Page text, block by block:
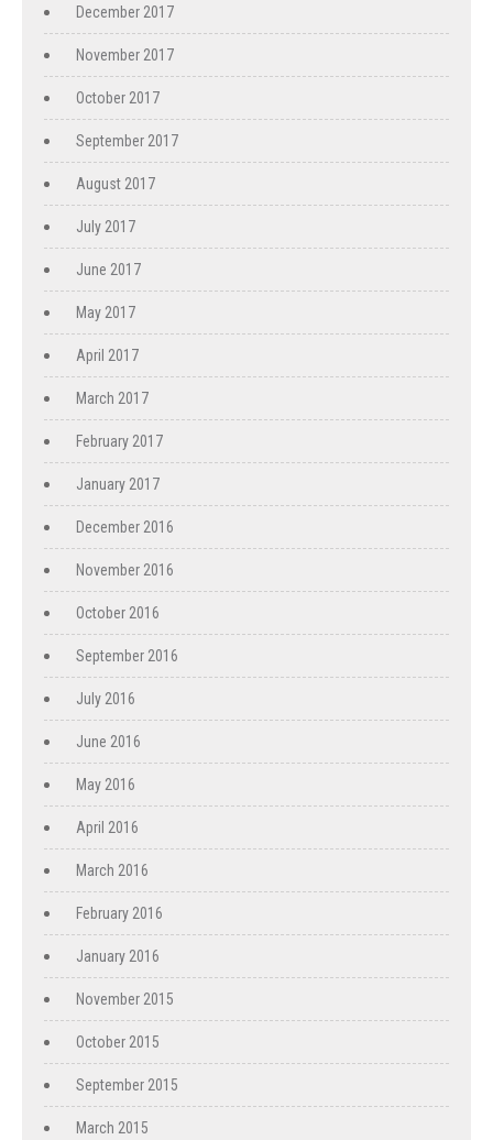
December 2017
November 2017
October 2017
September 2017
August 2017
July 2017
June 2017
May 2017
April 2017
March 2017
February 2017
January 2017
December 2016
November 2016
October 2016
September 2016
July 2016
June 2016
May 2016
April 2016
March 2016
February 2016
January 2016
November 2015
October 2015
September 2015
March 2015